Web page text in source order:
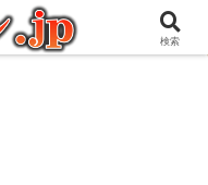
愉快な日々を綴るブログ
検索